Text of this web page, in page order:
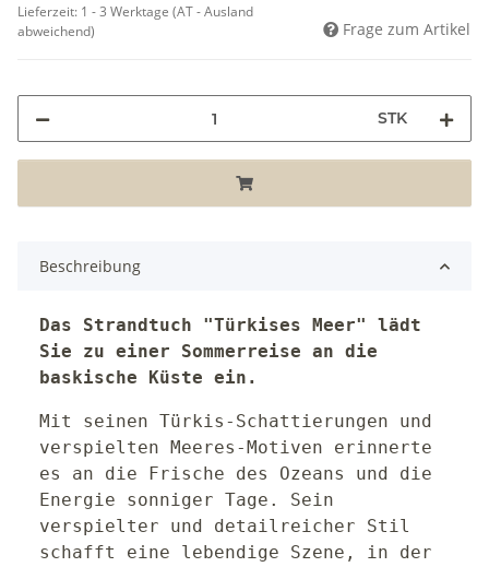
Lieferzeit: 1 - 3 Werktage (AT - Ausland
abweichend)
Frage zum Artikel
STK
Beschreibung
Das Strandtuch "Türkises Meer" lädt
Sie zu einer Sommerreise an die
baskische Küste ein.
Mit seinen Türkis-Schattierungen und
verspielten Meeres-Motiven erinnerte
es an die Frische des Ozeans und die
Energie sonniger Tage. Sein
verspielter und detailreicher Stil
schafft eine lebendige Szene, in der